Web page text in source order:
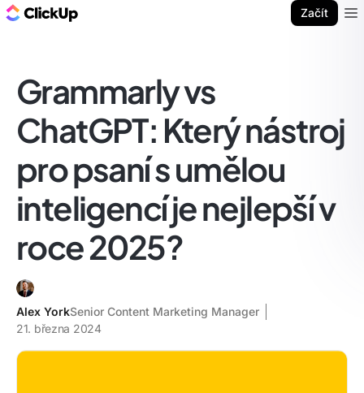
Začít
Grammarly vs
ChatGPT: Který nástroj
pro psaní s umělou
inteligencí je nejlepší v
roce 2025?
Alex YorkSenior Content Marketing Manager
21. března 2024